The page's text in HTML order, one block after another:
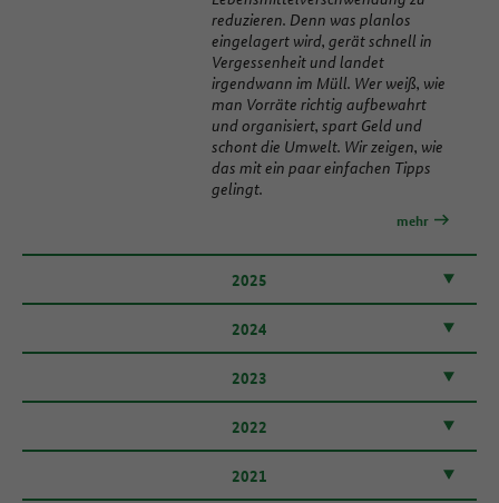
reduzieren. Denn was planlos
eingelagert wird, gerät schnell in
Vergessenheit und landet
irgendwann im Müll. Wer weiß, wie
man Vorräte richtig aufbewahrt
und organisiert, spart Geld und
schont die Umwelt. Wir zeigen, wie
das mit ein paar einfachen Tipps
gelingt.
mehr
2025
2024
2023
2022
2021